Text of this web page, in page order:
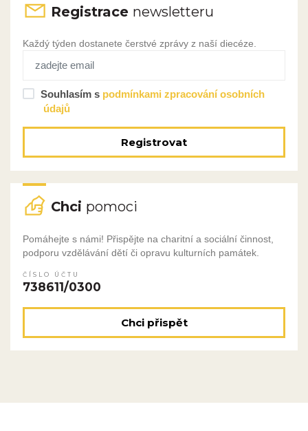
Registrace newsletteru
Každý týden dostanete čerstvé zprávy z naší diecéze.
Souhlasím s podmínkami zpracování osobních
údajů
Registrovat
Chci pomoci
Pomáhejte s námi! Přispějte na charitní a sociální činnost,
podporu vzdělávání dětí či opravu kulturních památek.
ČÍSLO ÚČTU
738611/0300
Chci přispět